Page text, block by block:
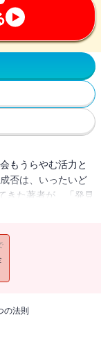
もうらやむ活力と
否は、いったいど
きた著者が、「発見
食文化力」「環境
法則